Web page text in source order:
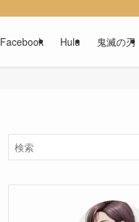
Facebook Hulu 鬼滅の刃